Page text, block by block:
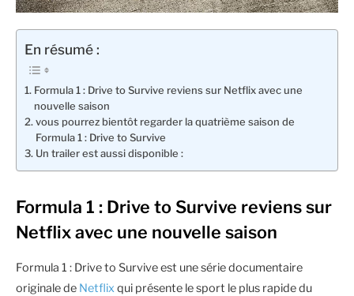
En résumé :
Formula 1 : Drive to Survive reviens sur Netflix avec une
nouvelle saison
vous pourrez bientôt regarder la quatrième saison de
Formula 1 : Drive to Survive
Un trailer est aussi disponible :
Formula 1 : Drive to Survive reviens sur
Netflix avec une nouvelle saison
Formula 1 : Drive to Survive est une série documentaire
originale de Netflixqui présente le sport le plus rapide du